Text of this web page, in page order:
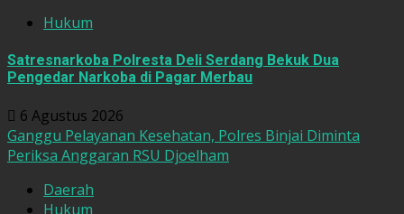
Hukum
Satresnarkoba Polresta Deli Serdang Bekuk Dua
Pengedar Narkoba di Pagar Merbau
6 Agustus 2026
Ganggu Pelayanan Kesehatan, Polres Binjai Diminta
Periksa Anggaran RSU Djoelham
Daerah
Hukum